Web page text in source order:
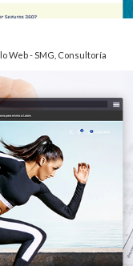
Web - SMG Consultoría